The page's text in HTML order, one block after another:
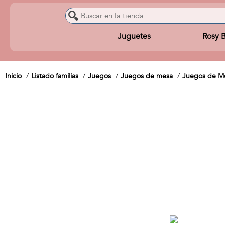
Juguetes Rosy
Inicio Listado familias Juegos Juegos de mesa Juegos de